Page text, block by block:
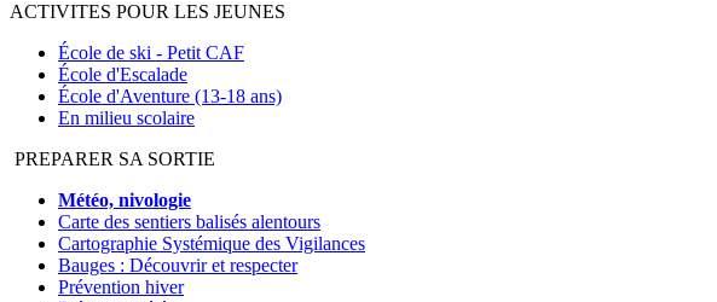
ACTIVITES POUR LES JEUNES
École de ski - Petit CAF
École d'Escalade
École d'Aventure (13-18 ans)
En milieu scolaire
PREPARER SA SORTIE
Météo, nivologie
Carte des sentiers balisés alentours
Cartographie Systémique des Vigilances
Bauges : Découvrir et respecter
Prévention hiver